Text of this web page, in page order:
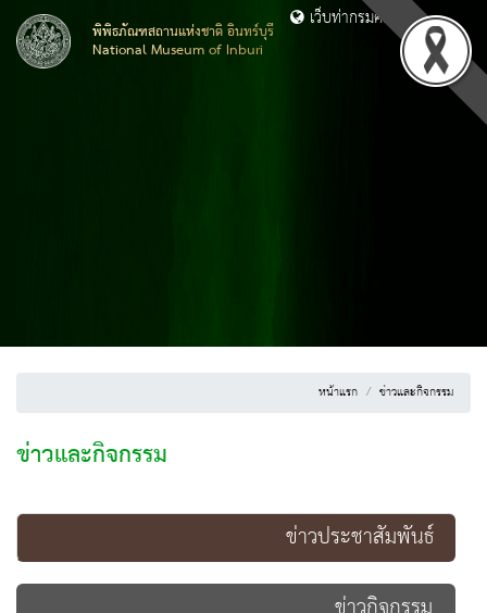
พิพิธภัณฑสถานแห่งชาติ อินทร์บุรี
National Museum of Inburi
เว็บท่ากรมศิลปากร
หน้าแรก ข่าวและกิจกรรม
ข่าวและกิจกรรม
ข่าวประชาสัมพันธ์